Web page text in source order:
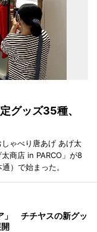
グッズ35種、
ゃべり唐あげ あげ太
商店 in PARCO」が8
）で始まった。
」 チチヤスの新グッ